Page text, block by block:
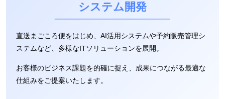
システム開発
直送まごころ便をはじめ、AI活用システムや予約販売管理シ
ステムなど、多様なITソリューションを展開。
お客様のビジネス課題を的確に捉え、成果につながる最適な
仕組みをご提案いたします。